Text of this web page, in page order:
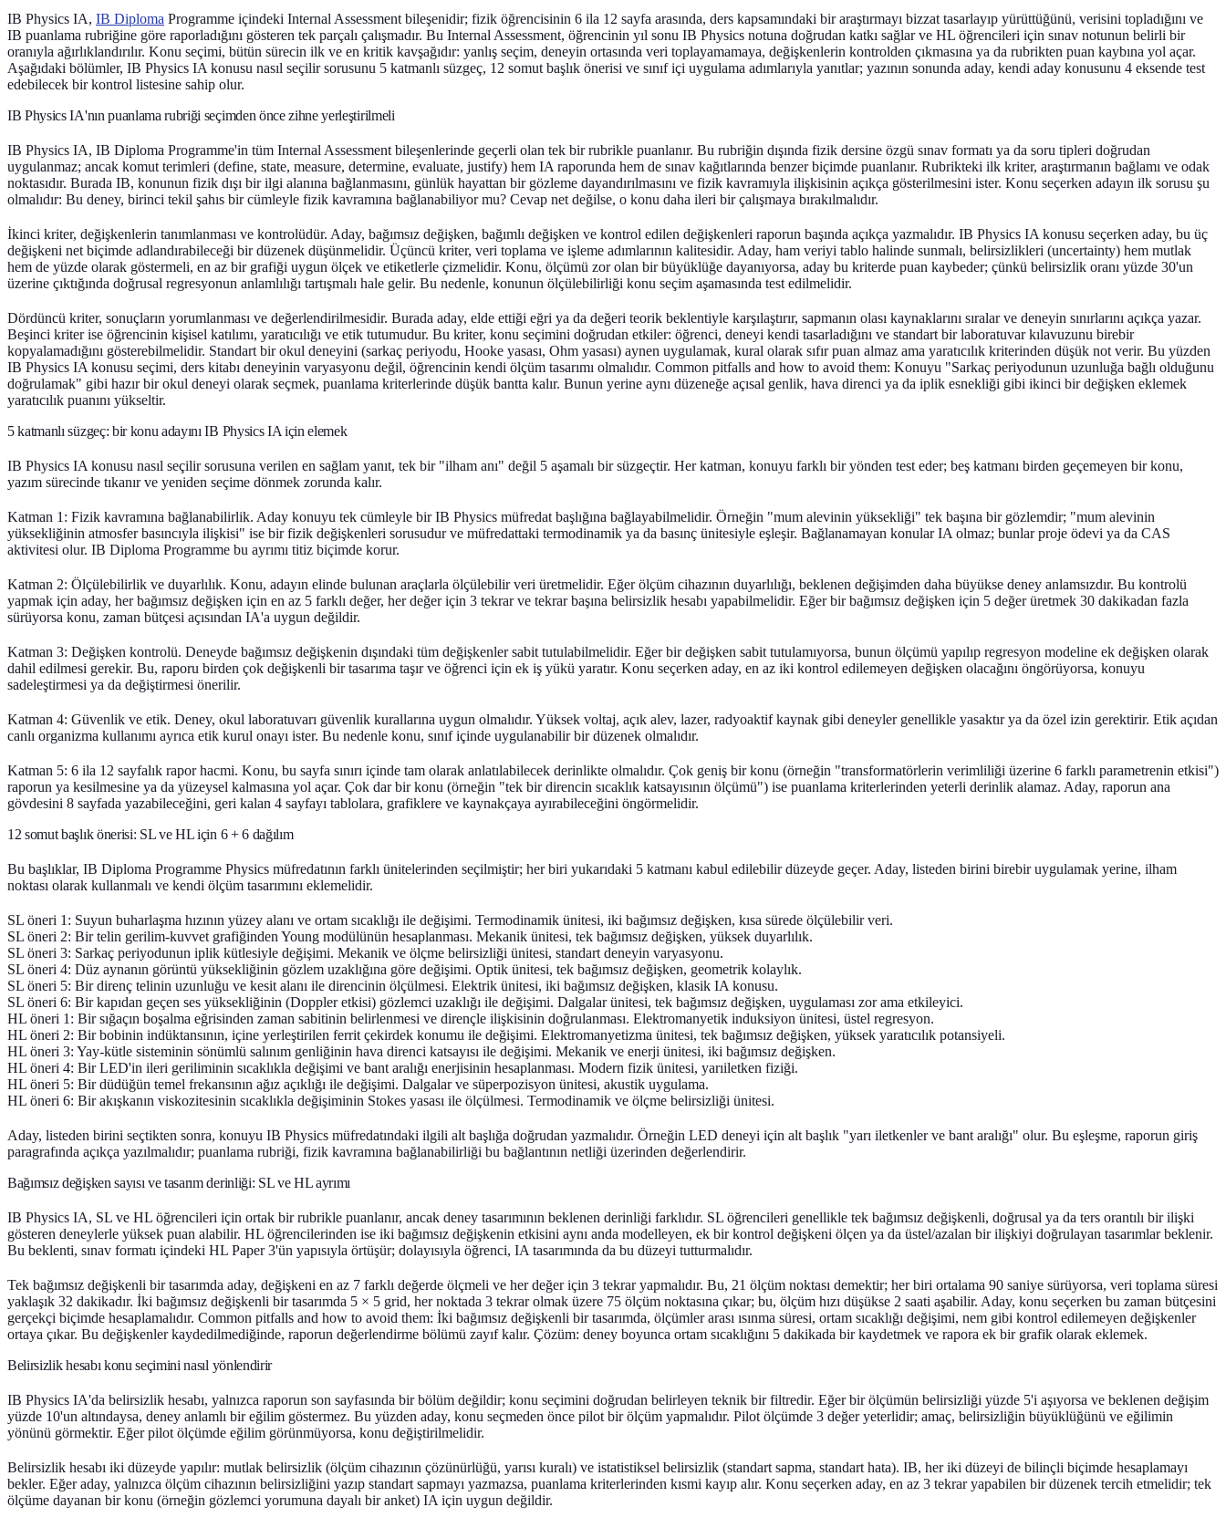
IB Physics IA, IB Diploma Programme içindeki Internal Assessment bileşenidir; fizik öğrencisinin 6 ila 12 sayfa arasında, ders kapsamındaki bir araştırmayı bizzat tasarlayıp yürüttüğünü, verisini topladığını ve
IB puanlama rubriğine göre raporladığını gösteren tek parçalı çalışmadır. Bu Internal Assessment, öğrencinin yıl sonu IB Physics notuna doğrudan katkı sağlar ve HL öğrencileri için sınav notunun belirli bir
oranıyla ağırlıklandırılır. Konu seçimi, bütün sürecin ilk ve en kritik kavşağıdır: yanlış seçim, deneyin ortasında veri toplayamamaya, değişkenlerin kontrolden çıkmasına ya da rubrikten puan kaybına yol açar.
Aşağıdaki bölümler, IB Physics IA konusu nasıl seçilir sorusunu 5 katmanlı süzgeç, 12 somut başlık önerisi ve sınıf içi uygulama adımlarıyla yanıtlar; yazının sonunda aday, kendi aday konusunu 4 eksende test
edebilecek bir kontrol listesine sahip olur.
IB Physics IA'nın puanlama rubriği seçimden önce zihne yerleştirilmeli
IB Physics IA, IB Diploma Programme'in tüm Internal Assessment bileşenlerinde geçerli olan tek bir rubrikle puanlanır. Bu rubriğin dışında fizik dersine özgü sınav formatı ya da soru tipleri doğrudan
uygulanmaz; ancak komut terimleri (define, state, measure, determine, evaluate, justify) hem IA raporunda hem de sınav kağıtlarında benzer biçimde puanlanır. Rubrikteki ilk kriter, araştırmanın bağlamı ve odak
noktasıdır. Burada IB, konunun fizik dışı bir ilgi alanına bağlanmasını, günlük hayattan bir gözleme dayandırılmasını ve fizik kavramıyla ilişkisinin açıkça gösterilmesini ister. Konu seçerken adayın ilk sorusu şu
olmalıdır: Bu deney, birinci tekil şahıs bir cümleyle fizik kavramına bağlanabiliyor mu? Cevap net değilse, o konu daha ileri bir çalışmaya bırakılmalıdır.
İkinci kriter, değişkenlerin tanımlanması ve kontrolüdür. Aday, bağımsız değişken, bağımlı değişken ve kontrol edilen değişkenleri raporun başında açıkça yazmalıdır. IB Physics IA konusu seçerken aday, bu üç
değişkeni net biçimde adlandırabileceği bir düzenek düşünmelidir. Üçüncü kriter, veri toplama ve işleme adımlarının kalitesidir. Aday, ham veriyi tablo halinde sunmalı, belirsizlikleri (uncertainty) hem mutlak
hem de yüzde olarak göstermeli, en az bir grafiği uygun ölçek ve etiketlerle çizmelidir. Konu, ölçümü zor olan bir büyüklüğe dayanıyorsa, aday bu kriterde puan kaybeder; çünkü belirsizlik oranı yüzde 30'un
üzerine çıktığında doğrusal regresyonun anlamlılığı tartışmalı hale gelir. Bu nedenle, konunun ölçülebilirliği konu seçim aşamasında test edilmelidir.
Dördüncü kriter, sonuçların yorumlanması ve değerlendirilmesidir. Burada aday, elde ettiği eğri ya da değeri teorik beklentiyle karşılaştırır, sapmanın olası kaynaklarını sıralar ve deneyin sınırlarını açıkça yazar.
Beşinci kriter ise öğrencinin kişisel katılımı, yaratıcılığı ve etik tutumudur. Bu kriter, konu seçimini doğrudan etkiler: öğrenci, deneyi kendi tasarladığını ve standart bir laboratuvar kılavuzunu birebir
kopyalamadığını gösterebilmelidir. Standart bir okul deneyini (sarkaç periyodu, Hooke yasası, Ohm yasası) aynen uygulamak, kural olarak sıfır puan almaz ama yaratıcılık kriterinden düşük not verir. Bu yüzden
IB Physics IA konusu seçimi, ders kitabı deneyinin varyasyonu değil, öğrencinin kendi ölçüm tasarımı olmalıdır. Common pitfalls and how to avoid them: Konuyu "Sarkaç periyodunun uzunluğa bağlı olduğunu
doğrulamak" gibi hazır bir okul deneyi olarak seçmek, puanlama kriterlerinde düşük bantta kalır. Bunun yerine aynı düzeneğe açısal genlik, hava direnci ya da iplik esnekliği gibi ikinci bir değişken eklemek
yaratıcılık puanını yükseltir.
5 katmanlı süzgeç: bir konu adayını IB Physics IA için elemek
IB Physics IA konusu nasıl seçilir sorusuna verilen en sağlam yanıt, tek bir "ilham anı" değil 5 aşamalı bir süzgeçtir. Her katman, konuyu farklı bir yönden test eder; beş katmanı birden geçemeyen bir konu,
yazım sürecinde tıkanır ve yeniden seçime dönmek zorunda kalır.
Katman 1: Fizik kavramına bağlanabilirlik. Aday konuyu tek cümleyle bir IB Physics müfredat başlığına bağlayabilmelidir. Örneğin "mum alevinin yüksekliği" tek başına bir gözlemdir; "mum alevinin
yüksekliğinin atmosfer basıncıyla ilişkisi" ise bir fizik değişkenleri sorusudur ve müfredattaki termodinamik ya da basınç ünitesiyle eşleşir. Bağlanamayan konular IA olmaz; bunlar proje ödevi ya da CAS
aktivitesi olur. IB Diploma Programme bu ayrımı titiz biçimde korur.
Katman 2: Ölçülebilirlik ve duyarlılık. Konu, adayın elinde bulunan araçlarla ölçülebilir veri üretmelidir. Eğer ölçüm cihazının duyarlılığı, beklenen değişimden daha büyükse deney anlamsızdır. Bu kontrolü
yapmak için aday, her bağımsız değişken için en az 5 farklı değer, her değer için 3 tekrar ve tekrar başına belirsizlik hesabı yapabilmelidir. Eğer bir bağımsız değişken için 5 değer üretmek 30 dakikadan fazla
sürüyorsa konu, zaman bütçesi açısından IA'a uygun değildir.
Katman 3: Değişken kontrolü. Deneyde bağımsız değişkenin dışındaki tüm değişkenler sabit tutulabilmelidir. Eğer bir değişken sabit tutulamıyorsa, bunun ölçümü yapılıp regresyon modeline ek değişken olarak
dahil edilmesi gerekir. Bu, raporu birden çok değişkenli bir tasarıma taşır ve öğrenci için ek iş yükü yaratır. Konu seçerken aday, en az iki kontrol edilemeyen değişken olacağını öngörüyorsa, konuyu
sadeleştirmesi ya da değiştirmesi önerilir.
Katman 4: Güvenlik ve etik. Deney, okul laboratuvarı güvenlik kurallarına uygun olmalıdır. Yüksek voltaj, açık alev, lazer, radyoaktif kaynak gibi deneyler genellikle yasaktır ya da özel izin gerektirir. Etik açıdan
canlı organizma kullanımı ayrıca etik kurul onayı ister. Bu nedenle konu, sınıf içinde uygulanabilir bir düzenek olmalıdır.
Katman 5: 6 ila 12 sayfalık rapor hacmi. Konu, bu sayfa sınırı içinde tam olarak anlatılabilecek derinlikte olmalıdır. Çok geniş bir konu (örneğin "transformatörlerin verimliliği üzerine 6 farklı parametrenin etkisi")
raporun ya kesilmesine ya da yüzeysel kalmasına yol açar. Çok dar bir konu (örneğin "tek bir direncin sıcaklık katsayısının ölçümü") ise puanlama kriterlerinden yeterli derinlik alamaz. Aday, raporun ana
gövdesini 8 sayfada yazabileceğini, geri kalan 4 sayfayı tablolara, grafiklere ve kaynakçaya ayırabileceğini öngörmelidir.
12 somut başlık önerisi: SL ve HL için 6 + 6 dağılım
Bu başlıklar, IB Diploma Programme Physics müfredatının farklı ünitelerinden seçilmiştir; her biri yukarıdaki 5 katmanı kabul edilebilir düzeyde geçer. Aday, listeden birini birebir uygulamak yerine, ilham
noktası olarak kullanmalı ve kendi ölçüm tasarımını eklemelidir.
SL öneri 1: Suyun buharlaşma hızının yüzey alanı ve ortam sıcaklığı ile değişimi. Termodinamik ünitesi, iki bağımsız değişken, kısa sürede ölçülebilir veri.
SL öneri 2: Bir telin gerilim-kuvvet grafiğinden Young modülünün hesaplanması. Mekanik ünitesi, tek bağımsız değişken, yüksek duyarlılık.
SL öneri 3: Sarkaç periyodunun iplik kütlesiyle değişimi. Mekanik ve ölçme belirsizliği ünitesi, standart deneyin varyasyonu.
SL öneri 4: Düz aynanın görüntü yüksekliğinin gözlem uzaklığına göre değişimi. Optik ünitesi, tek bağımsız değişken, geometrik kolaylık.
SL öneri 5: Bir direnç telinin uzunluğu ve kesit alanı ile direncinin ölçülmesi. Elektrik ünitesi, iki bağımsız değişken, klasik IA konusu.
SL öneri 6: Bir kapıdan geçen ses yüksekliğinin (Doppler etkisi) gözlemci uzaklığı ile değişimi. Dalgalar ünitesi, tek bağımsız değişken, uygulaması zor ama etkileyici.
HL öneri 1: Bir sığaçın boşalma eğrisinden zaman sabitinin belirlenmesi ve dirençle ilişkisinin doğrulanması. Elektromanyetik induksiyon ünitesi, üstel regresyon.
HL öneri 2: Bir bobinin indüktansının, içine yerleştirilen ferrit çekirdek konumu ile değişimi. Elektromanyetizma ünitesi, tek bağımsız değişken, yüksek yaratıcılık potansiyeli.
HL öneri 3: Yay-kütle sisteminin sönümlü salınım genliğinin hava direnci katsayısı ile değişimi. Mekanik ve enerji ünitesi, iki bağımsız değişken.
HL öneri 4: Bir LED'in ileri geriliminin sıcaklıkla değişimi ve bant aralığı enerjisinin hesaplanması. Modern fizik ünitesi, yarıiletken fiziği.
HL öneri 5: Bir düdüğün temel frekansının ağız açıklığı ile değişimi. Dalgalar ve süperpozisyon ünitesi, akustik uygulama.
HL öneri 6: Bir akışkanın viskozitesinin sıcaklıkla değişiminin Stokes yasası ile ölçülmesi. Termodinamik ve ölçme belirsizliği ünitesi.
Aday, listeden birini seçtikten sonra, konuyu IB Physics müfredatındaki ilgili alt başlığa doğrudan yazmalıdır. Örneğin LED deneyi için alt başlık "yarı iletkenler ve bant aralığı" olur. Bu eşleşme, raporun giriş
paragrafında açıkça yazılmalıdır; puanlama rubriği, fizik kavramına bağlanabilirliği bu bağlantının netliği üzerinden değerlendirir.
Bağımsız değişken sayısı ve tasarım derinliği: SL ve HL ayrımı
IB Physics IA, SL ve HL öğrencileri için ortak bir rubrikle puanlanır, ancak deney tasarımının beklenen derinliği farklıdır. SL öğrencileri genellikle tek bağımsız değişkenli, doğrusal ya da ters orantılı bir ilişki
gösteren deneylerle yüksek puan alabilir. HL öğrencilerinden ise iki bağımsız değişkenin etkisini aynı anda modelleyen, ek bir kontrol değişkeni ölçen ya da üstel/azalan bir ilişkiyi doğrulayan tasarımlar beklenir.
Bu beklenti, sınav formatı içindeki HL Paper 3'ün yapısıyla örtüşür; dolayısıyla öğrenci, IA tasarımında da bu düzeyi tutturmalıdır.
Tek bağımsız değişkenli bir tasarımda aday, değişkeni en az 7 farklı değerde ölçmeli ve her değer için 3 tekrar yapmalıdır. Bu, 21 ölçüm noktası demektir; her biri ortalama 90 saniye sürüyorsa, veri toplama süresi
yaklaşık 32 dakikadır. İki bağımsız değişkenli bir tasarımda 5 × 5 grid, her noktada 3 tekrar olmak üzere 75 ölçüm noktasına çıkar; bu, ölçüm hızı düşükse 2 saati aşabilir. Aday, konu seçerken bu zaman bütçesini
gerçekçi biçimde hesaplamalıdır. Common pitfalls and how to avoid them: İki bağımsız değişkenli bir tasarımda, ölçümler arası ısınma süresi, ortam sıcaklığı değişimi, nem gibi kontrol edilemeyen değişkenler
ortaya çıkar. Bu değişkenler kaydedilmediğinde, raporun değerlendirme bölümü zayıf kalır. Çözüm: deney boyunca ortam sıcaklığını 5 dakikada bir kaydetmek ve rapora ek bir grafik olarak eklemek.
Belirsizlik hesabı konu seçimini nasıl yönlendirir
IB Physics IA'da belirsizlik hesabı, yalnızca raporun son sayfasında bir bölüm değildir; konu seçimini doğrudan belirleyen teknik bir filtredir. Eğer bir ölçümün belirsizliği yüzde 5'i aşıyorsa ve beklenen değişim
yüzde 10'un altındaysa, deney anlamlı bir eğilim göstermez. Bu yüzden aday, konu seçmeden önce pilot bir ölçüm yapmalıdır. Pilot ölçümde 3 değer yeterlidir; amaç, belirsizliğin büyüklüğünü ve eğilimin
yönünü görmektir. Eğer pilot ölçümde eğilim görünmüyorsa, konu değiştirilmelidir.
Belirsizlik hesabı iki düzeyde yapılır: mutlak belirsizlik (ölçüm cihazının çözünürlüğü, yarısı kuralı) ve istatistiksel belirsizlik (standart sapma, standart hata). IB, her iki düzeyi de bilinçli biçimde hesaplamayı
bekler. Eğer aday, yalnızca ölçüm cihazının belirsizliğini yazıp standart sapmayı yazmazsa, puanlama kriterlerinden kısmi kayıp alır. Konu seçerken aday, en az 3 tekrar yapabilen bir düzenek tercih etmelidir; tek
ölçüme dayanan bir konu (örneğin gözlemci yorumuna dayalı bir anket) IA için uygun değildir.